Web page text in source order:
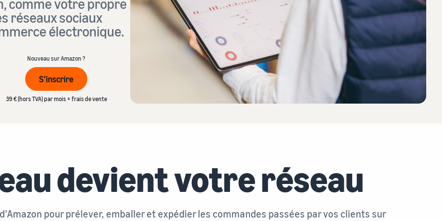
Lancez votre marque avec Amazon
Vendez au-delà des frontières du Royaume-Uni
et de l'UE
Accédez facilement à de nouveaux marchés
Explorez les programmes de vente
Créez votre stratégie de vente avec une variété de
programmes
Comment vendre des écouteurs en ligne
Vendez des écouteurs à des clients du monde entier
Comment vendre des T-shirts en ligne
Développez votre marque de T-shirts
comme votre propre
réseaux sociaux
électronique.
Nouveau sur Amazon ?
S’inscrire
39 € (hors TVA) par mois + frais de vente
devient votre réseau
pour prélever, emballer et expédier les commandes passées par vos clients sur